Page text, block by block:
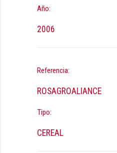
Año:
2006
Referencia:
ROSAGROALIANCE
Tipo:
CEREAL